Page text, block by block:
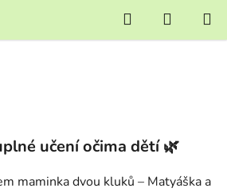
Hledat
KOŠÍK
učení očima dětí 🌿
maminka dvou kluků – Matyáška a